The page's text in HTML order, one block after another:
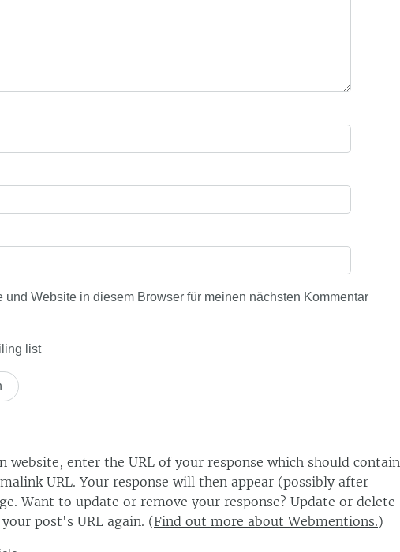
und Website in diesem Browser für meinen nächsten Kommentar
list
website, enter the URL of your response which should contain
URL. Your response will then appear (possibly after
Want to update or remove your response? Update or delete
post's URL again. (Find out more about Webmentions.)